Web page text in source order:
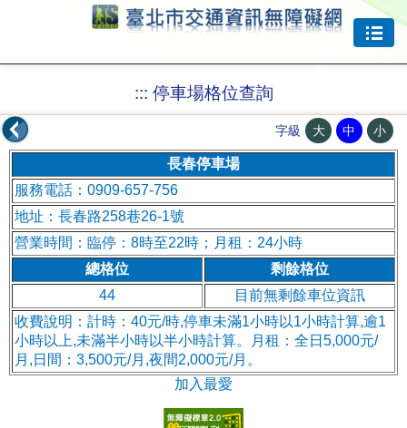
::: 停車場格位查詢
字級 大 中 小
長春停車場
服務電話：0909-657-756
地址：長春路258巷26-1號
營業時間：臨停：8時至22時；月租：24小時
總格位
剩餘格位
44
目前無剩餘車位資訊
收費說明：計時：40元/時,停車未滿1小時以1小時計算,逾1
小時以上,未滿半小時以半小時計算。月租：全日5,000元/
月,日間：3,500元/月,夜間2,000元/月。
加入最愛